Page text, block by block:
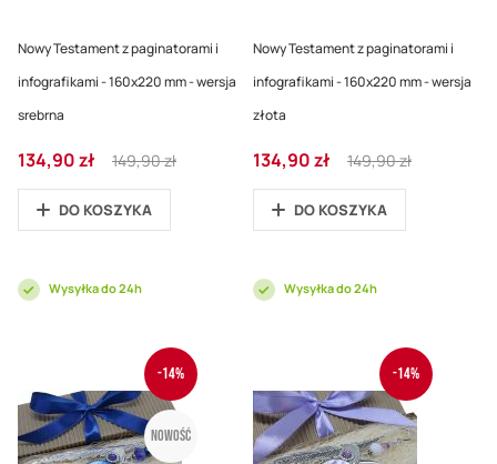
Nowy Testament z paginatorami i
infografikami - 160x220 mm - wersja
srebrna
Cena
promocyjna
134,90 zł
Regular
Price
149,90 zł
DO KOSZYKA
Wysyłka do 24h
Nowy Testament z paginatorami i
infografikami - 160x220 mm - wersja
złota
Cena
promocyjna
134,90 zł
Regular
Price
149,90 zł
DO KOSZYKA
Wysyłka do 24h
-14%
Nowość
-14%